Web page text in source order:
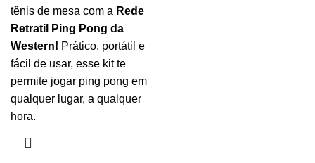
tênis de mesa com a Rede
Retratil Ping Pong da
Western! Prático, portátil e
fácil de usar, esse kit te
permite jogar ping pong em
qualquer lugar, a qualquer
hora.